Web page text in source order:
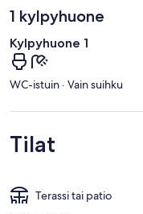
1 kylpyhuone
Kylpyhuone 1
WC-istuin · Vain suihku
Tilat
Terassi tai patio